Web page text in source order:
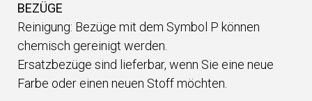
BEZÜGE
Reinigung: Bezüge mit dem Symbol P können
chemisch gereinigt werden.
Ersatzbezüge sind lieferbar, wenn Sie eine neue
Farbe oder einen neuen Stoff möchten.